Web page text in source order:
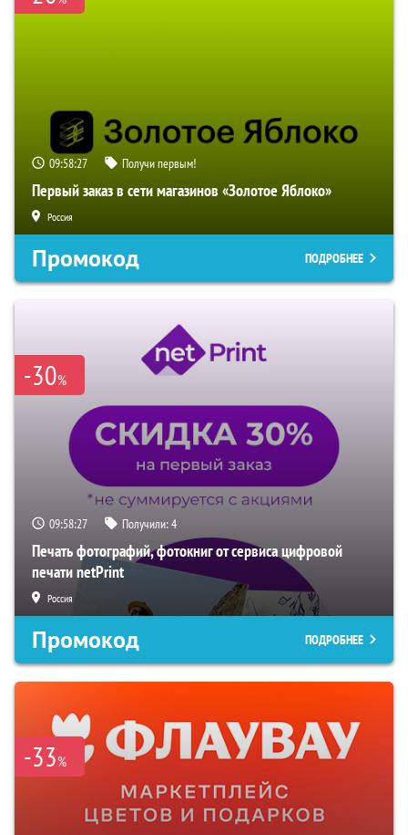
09:58:26 Получи первым!
Первый заказ в сети магазинов «Золотое Яблоко»
Россия
Промокод ПОДРОБНЕЕ
-30%
09:58:26 Получили:4
Печать фотографий, фотокниг от сервиса цифровой
печати netPrint
Россия
Промокод ПОДРОБНЕЕ
-33%